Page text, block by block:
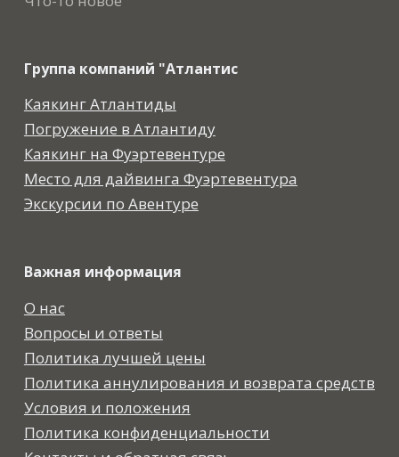
Группа компаний "Атлантис
Каякинг Атлантиды
Погружение в Атлантиду
Каякинг на Фуэртевентуре
Место для дайвинга Фуэртевентура
Экскурсии по Авентуре
Важная информация
О нас
Вопросы и ответы
Политика лучшей цены
Политика аннулирования и возврата средств
Условия и положения
Политика конфиденциальности